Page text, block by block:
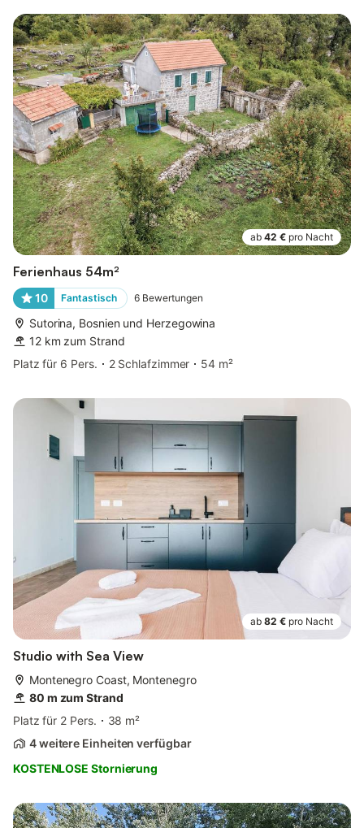
ab 42 € pro Nacht
Ferienhaus 54m²
10 Fantastisch 6 Bewertungen
Sutorina, Bosnien und Herzegowina
12 km zum Strand
Platz für 6 Pers.
2 Schlafzimmer 54 m²
ab 82 € pro Nacht
Studio with Sea View
Montenegro Coast, Montenegro
80 m zum Strand
Platz für 2 Pers.
38 m²
4 weitere Einheiten verfügbar
KOSTENLOSE Stornierung